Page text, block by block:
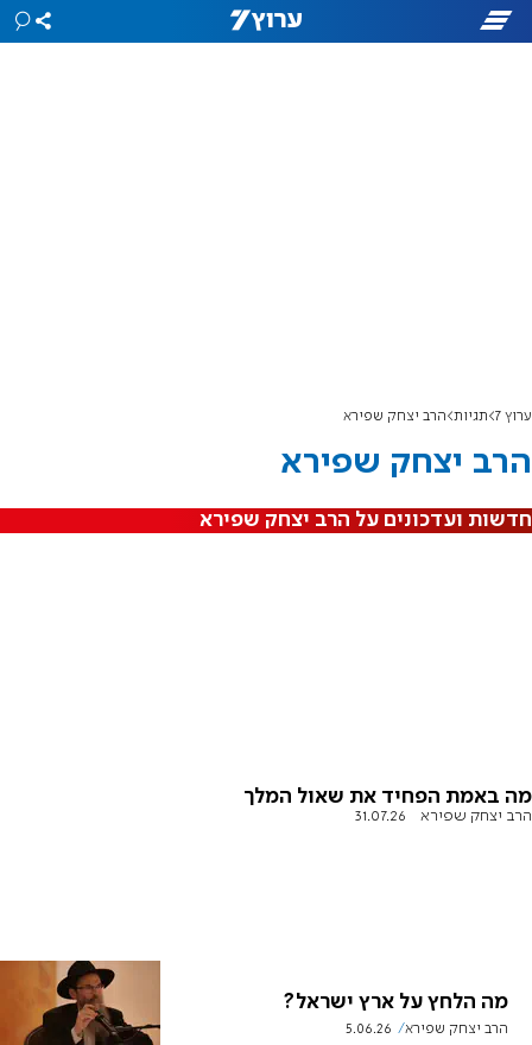
ערוץ 7 תגיות הרב יצחק שפירא
הרב יצחק שפירא
חדשות ועדכונים על הרב יצחק שפירא
מה באמת הפחיד את שאול המלך
הרב יצחק שפירא 31.07.26
מה הלחץ על ארץ ישראל?
הרב יצחק שפירא 5.06.26